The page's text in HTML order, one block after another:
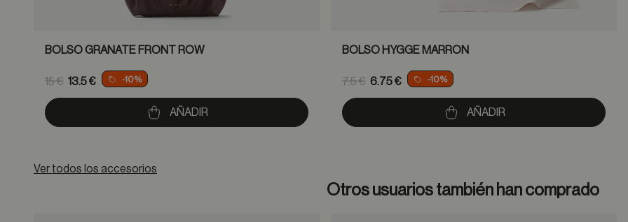
BOLSO GRANATE FRONT ROW
Price reduced from
15 €
to
13.5 € -10%
AÑADIR
BOLSO HYGGE MARRON
Price reduced from
7.5 €
to
6.75 € -10%
AÑADIR
Ver todos los accesorios
Otros usuarios también han comprado